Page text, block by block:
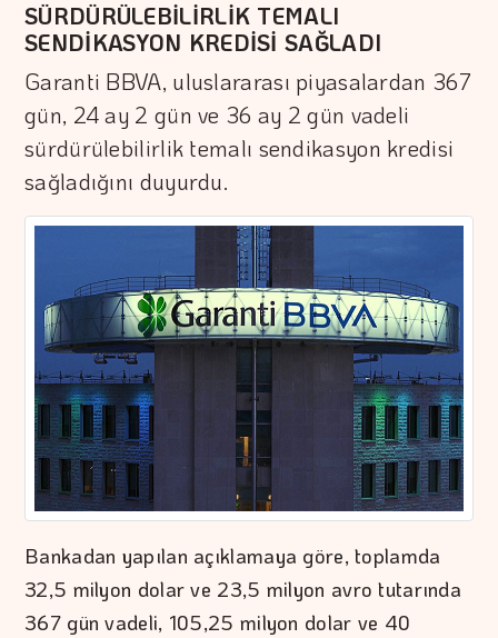
SÜRDÜRÜLEBİLİRLİK TEMALI
SENDİKASYON KREDİSİ SAĞLADI
Garanti BBVA, uluslararası piyasalardan 367
gün, 24 ay 2 gün ve 36 ay 2 gün vadeli
sürdürülebilirlik temalı sendikasyon kredisi
sağladığını duyurdu.
Bankadan yapılan açıklamaya göre, toplamda
32,5 milyon dolar ve 23,5 milyon avro tutarında
367 gün vadeli, 105,25 milyon dolar ve 40